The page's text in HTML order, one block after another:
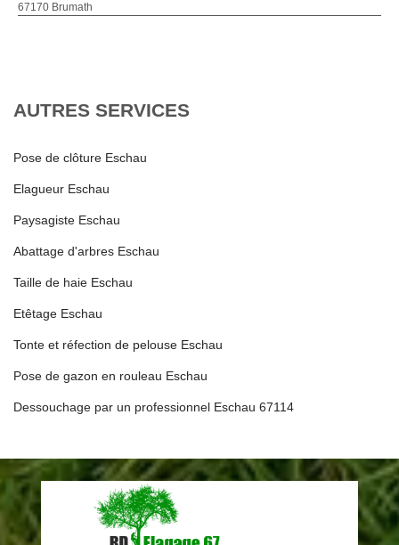
67170 Brumath
AUTRES SERVICES
Pose de clôture Eschau
Elagueur Eschau
Paysagiste Eschau
Abattage d'arbres Eschau
Taille de haie Eschau
Etêtage Eschau
Tonte et réfection de pelouse Eschau
Pose de gazon en rouleau Eschau
Dessouchage par un professionnel Eschau 67114